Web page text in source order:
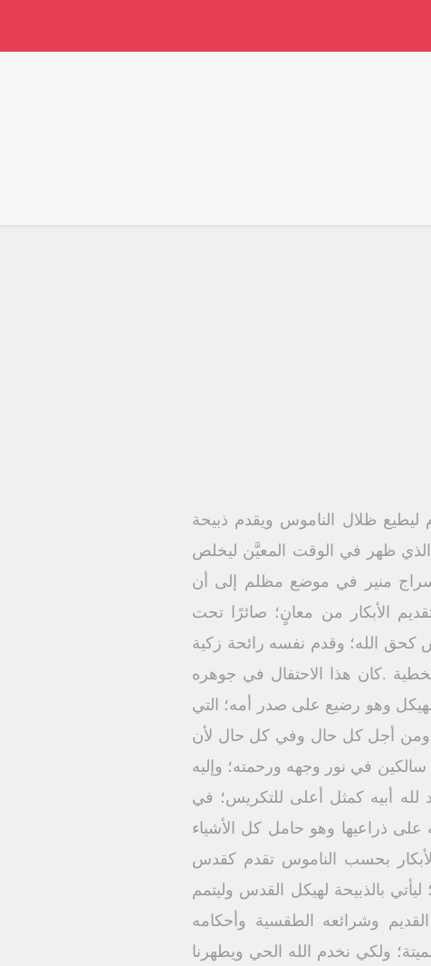
ليطيع ظلال الناموس ويقدم ذبيحة
الذي ظهر في الوقت المعيَّن ليخلص
وسراج منير في موضع مظلم إلى أن
الأبكار من معانٍ؛ صائرًا تحت
كحق الله؛ وقدم نفسه رائحة زكية
.كان هذا الاحتفال في جوهره
وهو رضيع على صدر أمه؛ التي
ومن أجل كل حال وفي كل حال لأن
سالكين في نور وجهه ورحمته؛ وإليه
لله أبيه كمثل أعلى للتكريس؛ في
على ذراعيها وهو حامل كل الأشياء
بحسب الناموس تقدم كقدس
بالذبيحة لهيكل القدس وليتمم
وشرائعه الطقسية وأحكامه
ولكي نخدم الله الحي ويطهرنا